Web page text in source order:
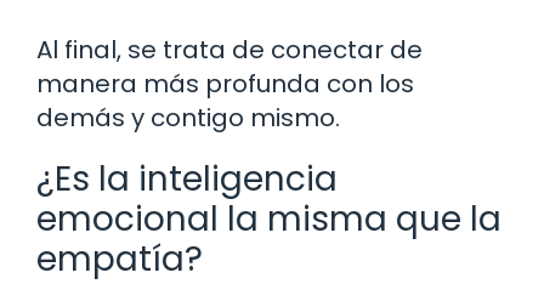
Al final, se trata de conectar de
manera más profunda con los
demás y contigo mismo.
¿Es la inteligencia
emocional la misma que la
empatía?